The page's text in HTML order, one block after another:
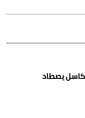
يصطاد